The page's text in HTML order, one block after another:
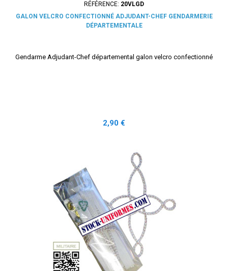
RÉFÉRENCE: 20VLGD
GALON VELCRO CONFECTIONNÉ ADJUDANT-CHEF GENDARMERIE
DÉPARTEMENTALE
Gendarme Adjudant-Chef départemental galon velcro confectionné
Prix
2,90 €